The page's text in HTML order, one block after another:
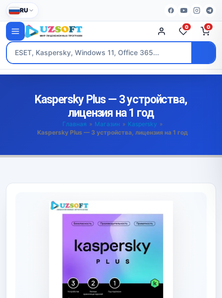
RU
0 0
Kaspersky Plus — 3 устройства,
лицензия на 1 год
Главная » Магазин » Kaspersky »
Kaspersky Plus — 3 устройства, лицензия на 1 год